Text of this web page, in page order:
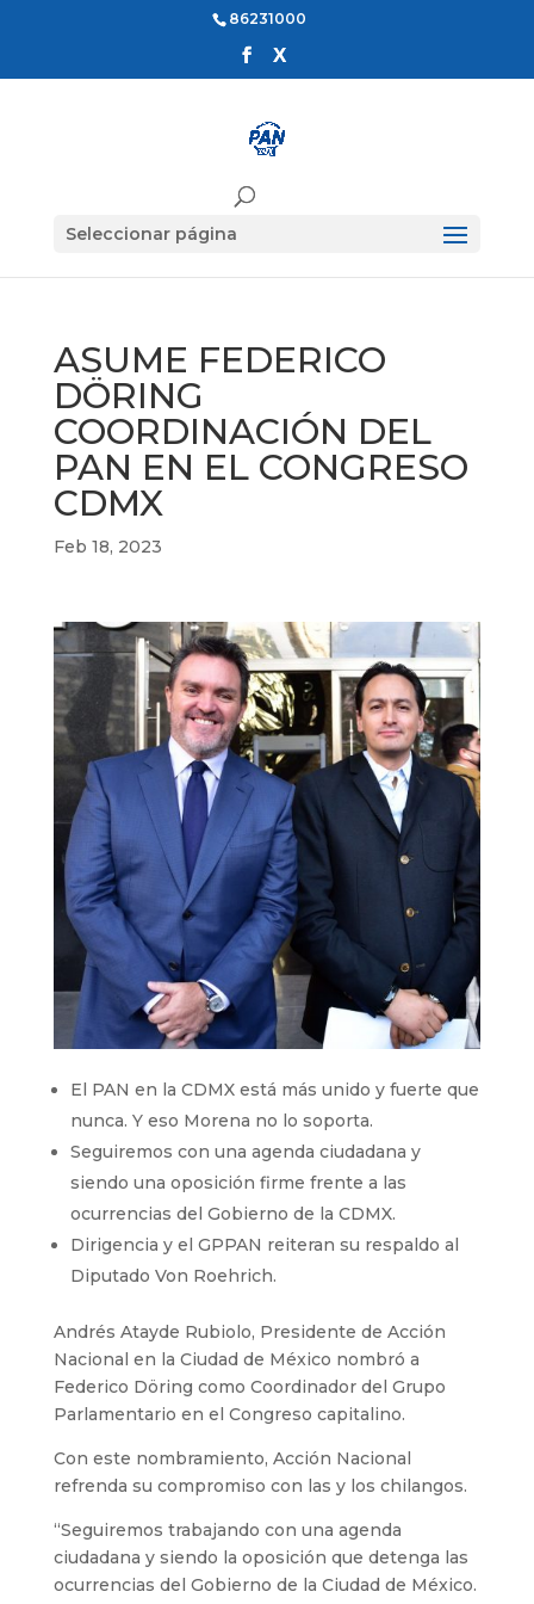
86231000
Seleccionar página
ASUME FEDERICO
DÖRING
COORDINACIÓN DEL
PAN EN EL CONGRESO
CDMX
Feb 18, 2023
El PAN en la CDMX está más unido y fuerte que
nunca. Y eso Morena no lo soporta.
Seguiremos con una agenda ciudadana y
siendo una oposición firme frente a las
ocurrencias del Gobierno de la CDMX.
Dirigencia y el GPPAN reiteran su respaldo al
Diputado Von Roehrich.
Andrés Atayde Rubiolo, Presidente de Acción
Nacional en la Ciudad de México nombró a
Federico Döring como Coordinador del Grupo
Parlamentario en el Congreso capitalino.
Con este nombramiento, Acción Nacional
refrenda su compromiso con las y los chilangos.
“Seguiremos trabajando con una agenda
ciudadana y siendo la oposición que detenga las
ocurrencias del Gobierno de la Ciudad de México.